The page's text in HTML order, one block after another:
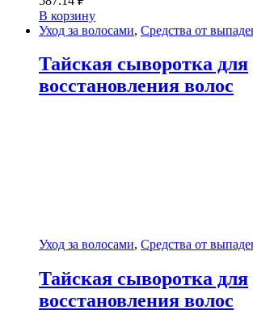
В корзину
Уход за волосами, Средства от
Тайская сыворотка для
восстановления волос
Уход за волосами, Средства от
Тайская сыворотка для
восстановления волос